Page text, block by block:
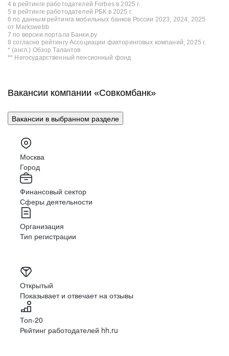
4 в рейтинге работодателей Forbes в 2025 г.
5 в рейтинге работодателей РБК в 2025 г.
6 по данным рейтинга мобильных банков России 2023, 2024, 2025
от Markswebb
7 по версии портала Банки.ру
8 согласно рейтингу Ассоциации факторинговых компаний, 2025 г.
* (англ.) Обзор Талантов
** Негосударственный пенсионный фонд
Вакансии компании «Совкомбанк»
Вакансии в выбранном разделе
Москва
Город
Финансовый сектор
Сферы деятельности
Организация
Тип регистрации
Открытый
Показывает и отвечает на отзывы
Топ-20
Рейтинг работодателей hh.ru